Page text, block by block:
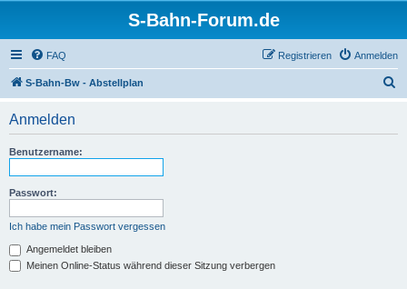
S-Bahn-Forum.de
FAQ Anmelden
Registrieren
S-Bahn-Bw - Abstellplan
Anmelden
Benutzername:
Passwort:
Ich habe mein Passwort vergessen
Angemeldet bleiben
Meinen Online-Status während dieser Sitzung verbergen